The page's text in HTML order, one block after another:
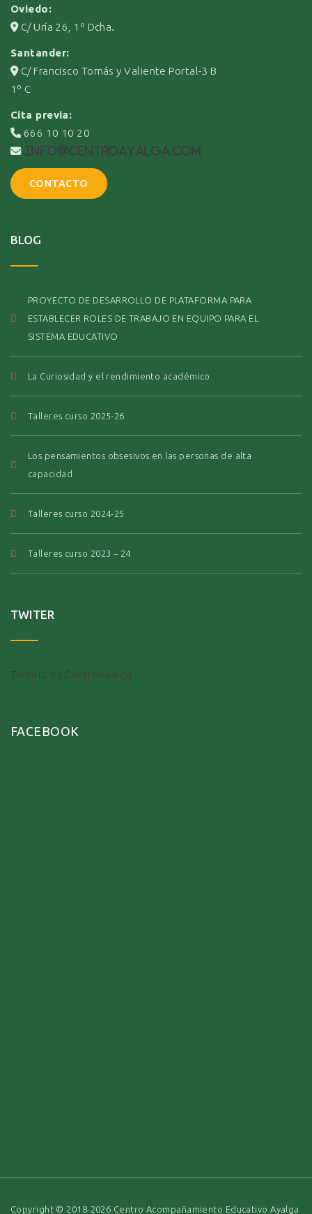
Oviedo:
C/ Uría 26, 1º Dcha.
Santander:
C/ Francisco Tomás y Valiente Portal-3 B
1º C
Cita previa:
666 10 10 20
info@centroayalga.com
CONTACTO
BLOG
PROYECTO DE DESARROLLO DE PLATAFORMA PARA
ESTABLECER ROLES DE TRABAJO EN EQUIPO PARA EL
SISTEMA EDUCATIVO
La Curiosidad y el rendimiento académico
Talleres curso 2025-26
Los pensamientos obsesivos en las personas de alta
capacidad
Talleres curso 2024-25
Talleres curso 2023 – 24
TWITER
Tweets by CentroAyalga
FACEBOOK
Copyright © 2018-2026 Centro Acompañamiento Educativo Ayalga